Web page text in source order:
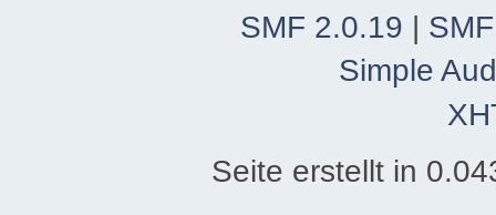
SMF 2.0.19 |
Simple
Seite erstellt in